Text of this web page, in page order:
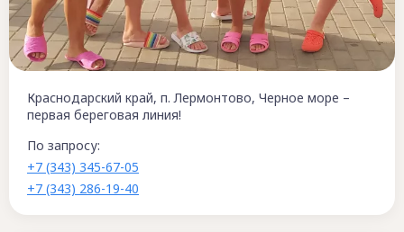
Краснодарский край, п. Лермонтово, Черное море –
первая береговая линия!
По запросу:
+7 (343) 345-67-05
+7 (343) 286-19-40